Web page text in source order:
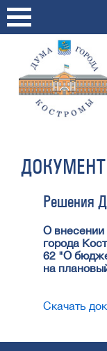
Решения
О
города
62 "О
на
Скачать